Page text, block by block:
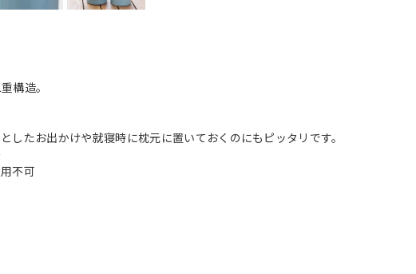
構造。
したお出かけや就寝時に枕元に置いておくのにもピッタリです。
不可